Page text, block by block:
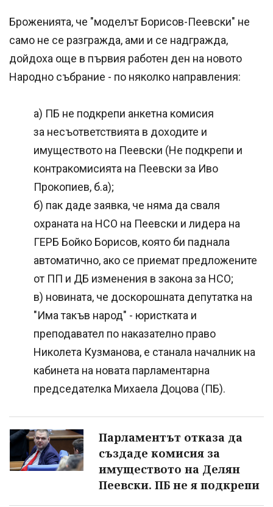
Броженията, че "моделът Борисов-Пеевски" не
само не се разгражда, ами и се надгражда,
дойдоха още в първия работен ден на новото
Народно събрание - по няколко направления:
а) ПБ не подкрепи анкетна комисия
за несъответствията в доходите и
имуществото на Пеевски (Не подкрепи и
контракомисията на Пеевски за Иво
Прокопиев, б.а);
б) пак даде заявка, че няма да сваля
охраната на НСО на Пеевски и лидера на
ГЕРБ Бойко Борисов, която би паднала
автоматично, ако се приемат предложените
от ПП и ДБ изменения в закона за НСО;
в) новината, че доскорошната депутатка на
"Има такъв народ" - юристката и
преподавател по наказателно право
Николета Кузманова, е станала началник на
кабинета на новата парламентарна
председателка Михаела Доцова (ПБ).
Парламентът отказа да
създаде комисия за
имуществото на Делян
Пеевски. ПБ не я подкрепи